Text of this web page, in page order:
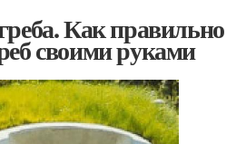
Как правильно
своими руками